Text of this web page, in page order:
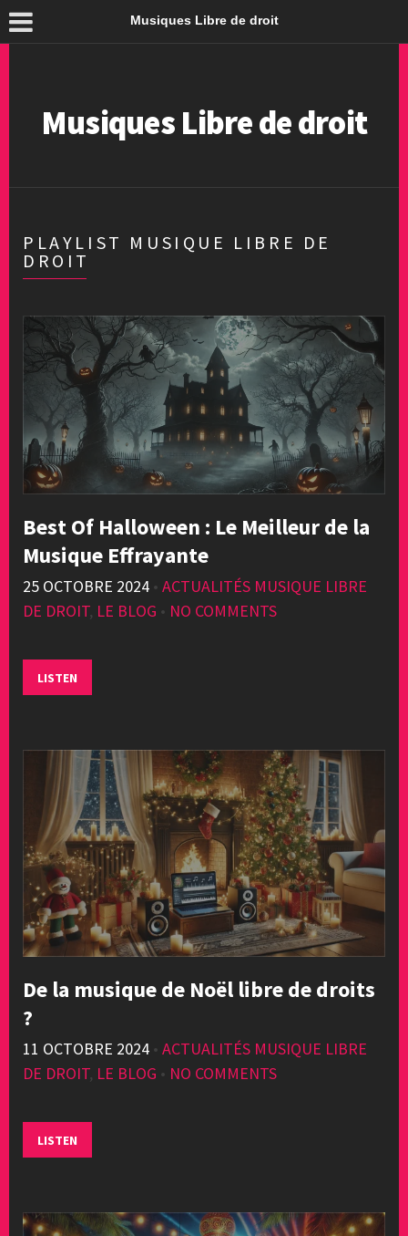
Musiques Libre de droit
Musiques Libre de droit
PLAYLIST MUSIQUE LIBRE DE
DROIT
Best Of Halloween : Le Meilleur de la
Musique Effrayante
25 OCTOBRE 2024 • ACTUALITÉS MUSIQUE LIBRE
DE DROIT, LE BLOG • NO COMMENTS
LISTEN
De la musique de Noël libre de droits
?
11 OCTOBRE 2024 • ACTUALITÉS MUSIQUE LIBRE
DE DROIT, LE BLOG • NO COMMENTS
LISTEN